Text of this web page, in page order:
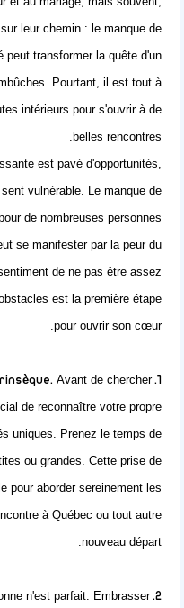
leur chemin : le manque de
transformer la quête d'un
Pourtant, il est tout à
intérieurs pour s'ouvrir à de
belles rencontres.
est pavé d'opportunités,
vulnérable. Le manque de
de nombreuses personnes
se manifester par la peur du
de ne pas être assez
est la première étape
pour ouvrir son cœur.
1. Reconnaissez votre valeur intrinsèque.
Avant de chercher
de reconnaître votre propre
uniques. Prenez le temps de
ou grandes. Cette prise de
pour aborder sereinement les
à Québecou tout autre
nouveau départ.
2. Acceptez vos imperfections.
n'est parfait. Embrasser